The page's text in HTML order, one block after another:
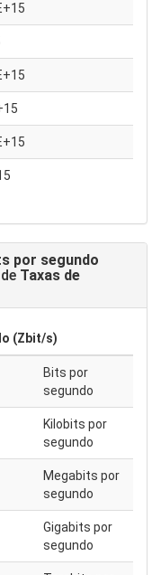
por segundo
Taxas de
(Zbit/s)
Bits por
segundo
Kilobits por
segundo
Megabits por
segundo
Gigabits por
segundo